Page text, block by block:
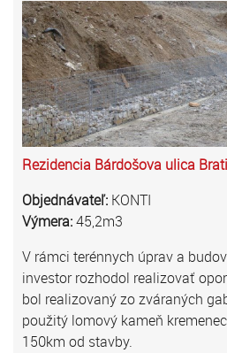
Rezidencia Bárdošova ulica
Objednávateľ: KONTI
Výmera:45,2m3
V rámci terénnych úprav a
investor rozhodol realizovať
bol realizovaný zo zváraných
použitý lomový kameň
150km od stavby.